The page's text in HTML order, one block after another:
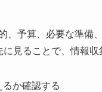
、予算、必要な準備
見ることで、情報
るか確認する